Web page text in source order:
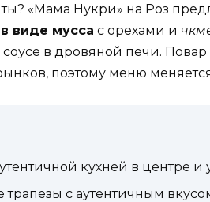
«Мама Нукри» на Роз
виде мусса с орехами и
в дровяной печи. Повар
поэтому меню
кухней в центре и
с аутентичным